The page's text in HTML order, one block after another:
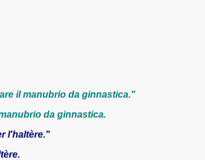
il manubrio da ginnastica."
da ginnastica.
l'haltère."